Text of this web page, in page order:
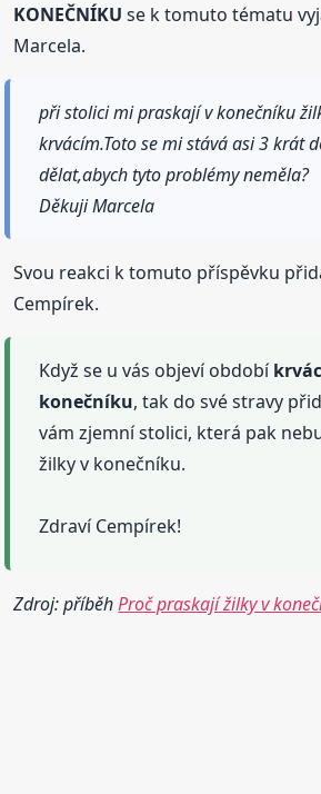
KONEČNÍKU se k tomuto tématu
Marcela.
při stolici mi praskají v konečníku
krvácím.Toto se mi stává asi 3 krát
dělat,abych tyto problémy neměla?
Děkuji Marcela
Svou reakci k tomuto příspěvku
Cempírek.
Když se u vás objeví období
konečníku, tak do své stravy
vám zjemní stolici, která pak
žilky v konečníku.
Zdraví Cempírek!
Zdroj: příběhProč praskají žilky v